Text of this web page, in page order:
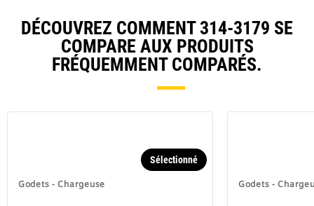
DÉCOUVREZ COMMENT 314-3179 SE
COMPARE AUX PRODUITS
FRÉQUEMMENT COMPARÉS.
Godets - Chargeuse
Sélectionné
Godets -